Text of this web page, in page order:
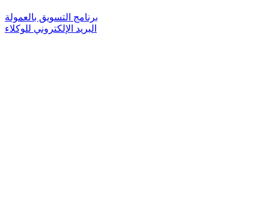
برنامج التسويق بالعمولة
البريد الإلكتروني للوكلاء